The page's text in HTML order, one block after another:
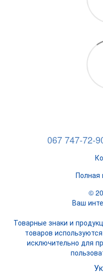
067 747-72-
Полная
©
Ваш
Товарные знаки и
товаров
исключительно для